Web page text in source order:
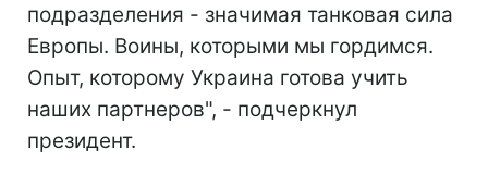
подразделения - значимая танковая сила
Европы. Воины, которыми мы гордимся.
Опыт, которому Украина готова учить
наших партнеров", - подчеркнул
президент.